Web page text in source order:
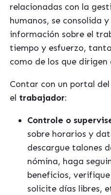
relacionadas con la
humanos, se consolida
información sobre el
tiempo y esfuerzo,
como de los que
Contar con un portal
el trabajador:
Controle o
sobre horarios y
descargue talones
nómina, haga
beneficios,
solicite días libres,